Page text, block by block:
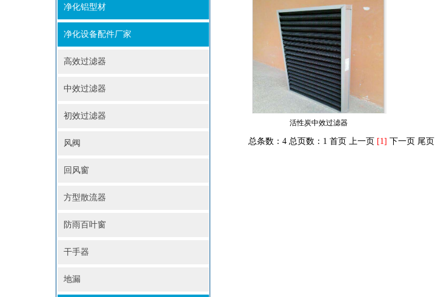
净化铝型材
净化设备配件厂家
高效过滤器
中效过滤器
初效过滤器
风阀
回风窗
方型散流器
防雨百叶窗
干手器
地漏
活性炭中效过滤器
总条数：4 总页数：1 首页 上一页 [1] 下一页 尾页